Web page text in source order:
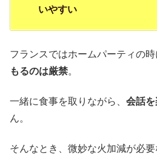
いやすい
フランスではホームパーティの時
もるのは厳禁。
一緒に食事を取りながら、 会話
ん。
そんなとき、微妙な火加減が必